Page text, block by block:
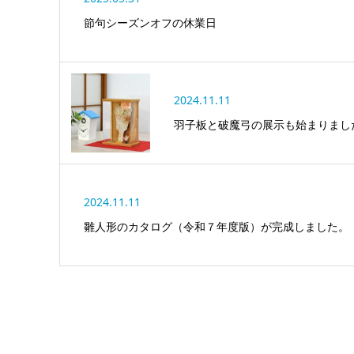
節句シーズンオフの休業日
2024.11.11
羽子板と破魔弓の展示も始まりまし
2024.11.11
雛人形のカタログ（令和７年度版）が完成しました。